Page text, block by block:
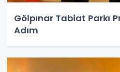
Gölpınar Tabiat Parkı
Adım